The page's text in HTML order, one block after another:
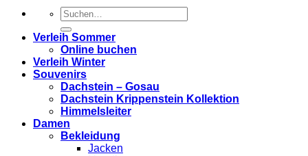
Suchen
nach:
Verleih Sommer
Online buchen
Verleih Winter
Souvenirs
Dachstein – Gosau
Dachstein Krippenstein Kollektion
Himmelsleiter
Damen
Bekleidung
Jacken